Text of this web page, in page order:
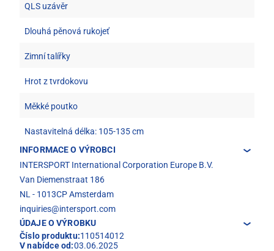
QLS uzávěr
Dlouhá pěnová rukojeť
Zimní talířky
Hrot z tvrdokovu
Měkké poutko
Nastavitelná délka: 105-135 cm
INFORMACE O VÝROBCI
INTERSPORT International Corporation Europe B.V.
Van Diemenstraat 186
NL - 1013CP Amsterdam
inquiries@intersport.com
ÚDAJE O VÝROBKU
Číslo produktu:110514012
V nabídce od:03.06.2025